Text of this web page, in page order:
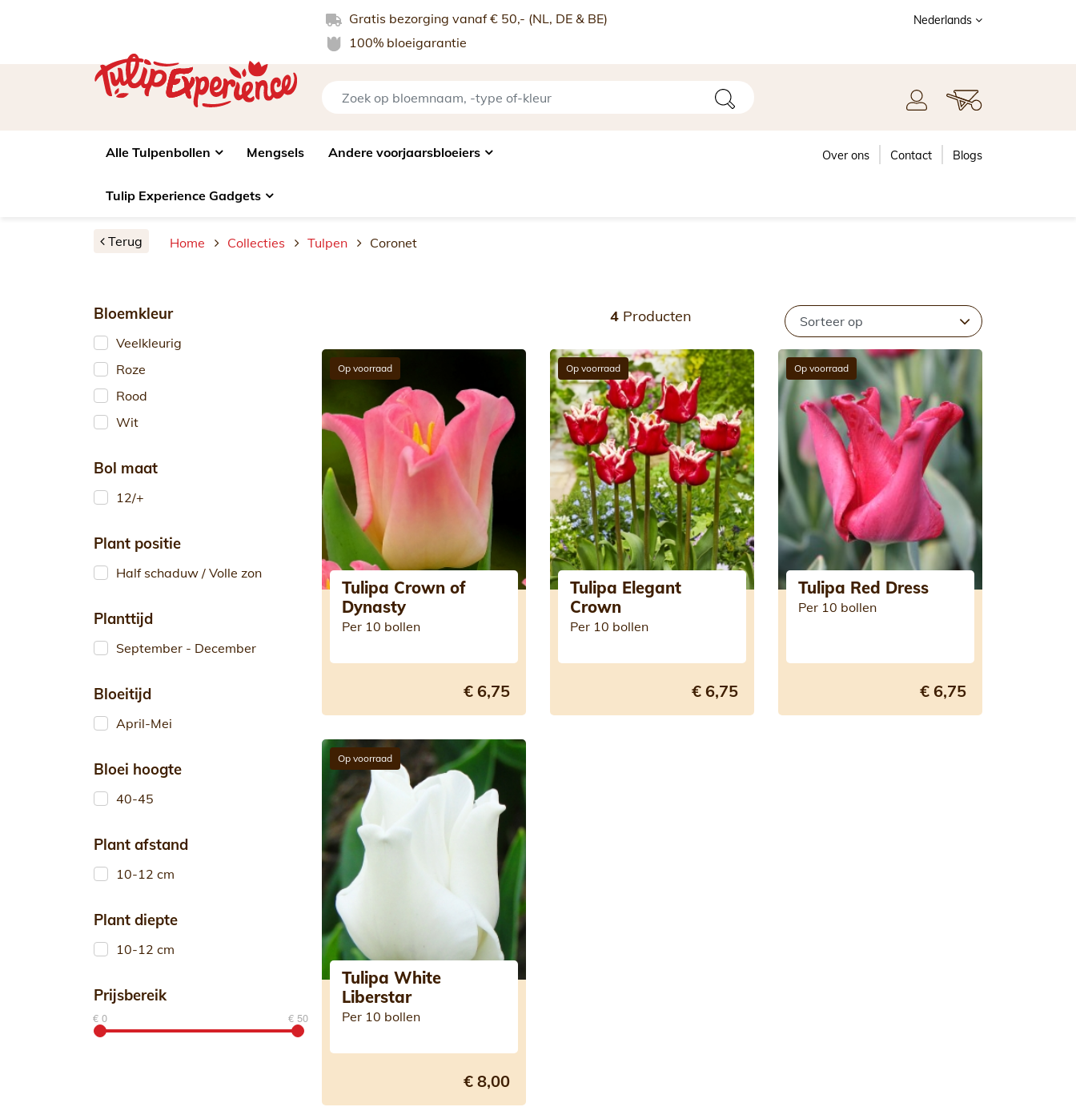
Gratis bezorging vanaf € 50,- (NL, DE & BE)
100% bloeigarantie
Nederlands
Alle Tulpenbollen Mengsels Andere voorjaarsbloeiers
Tulip Experience Gadgets
Over ons Contact Blogs
Terug Home Collecties Tulpen Coronet
Bloemkleur
Veelkleurig
Roze
Rood
Wit
Bol maat
12/+
Plant positie
Half schaduw / Volle zon
Planttijd
September - December
Bloeitijd
April-Mei
Bloei hoogte
40-45
Plant afstand
10-12 cm
Plant diepte
10-12 cm
Prijsbereik
€ 0 € 50
4 Producten
Op voorraad
Tulipa Crown of
Dynasty
Per 10 bollen
€ 6,75
Op voorraad
Tulipa Elegant
Crown
Per 10 bollen
€ 6,75
Op voorraad
Tulipa Red Dress
Per 10 bollen
€ 6,75
Op voorraad
Tulipa White
Liberstar
Per 10 bollen
€ 8,00